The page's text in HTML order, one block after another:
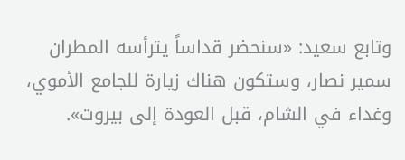
وتابع سعيد: «سنحضر قداساً يترأسه المطران
سمير نصار، وستكون هناك زيارة للجامع الأموي،
وغداء في الشام، قبل العودة إلى بيروت».